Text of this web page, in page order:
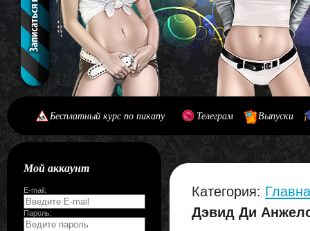
Бесплатный курс по пикапу Телеграм Выпуски
Мой аккаунт
E-mail:
Пароль:
Категория:
Дэвид Ди